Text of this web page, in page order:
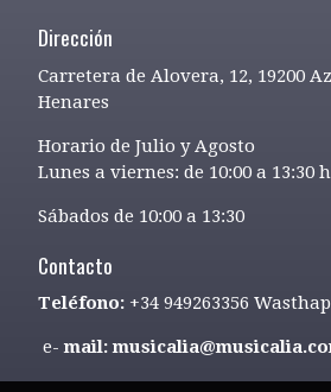
Dirección
Carretera de Alovera, 12, 19200
Henares
Horario de Julio y Agosto
Lunes a viernes: de 10:00 a 13:30
Sábados de 10:00 a 13:30
Contacto
Teléfono: +34 949263356
e-mail: